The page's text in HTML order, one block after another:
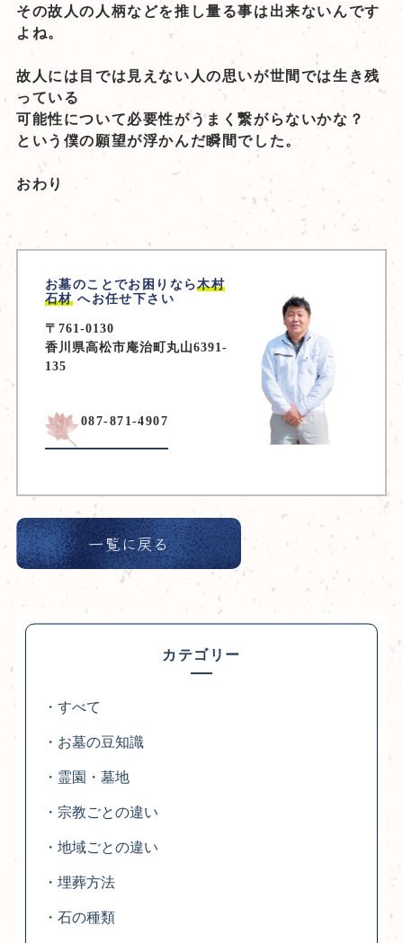
その故人の人柄などを推し量る事は出来ないんです
よね。
故人には目では見えない人の思いが世間では生き残
っている
可能性について必要性がうまく繋がらないかな？
という僕の願望が浮かんだ瞬間でした。
おわり
お墓のことでお困りなら木村
石材へお任せ下さい
〒761-0130
香川県高松市庵治町丸山6391-
135
087-871-4907
一覧に戻る
カテゴリー
・すべて
・お墓の豆知識
・霊園・墓地
・宗教ごとの違い
・地域ごとの違い
・埋葬方法
・石の種類